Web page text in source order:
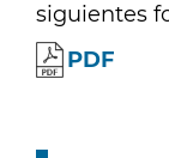
siguientes
PDF